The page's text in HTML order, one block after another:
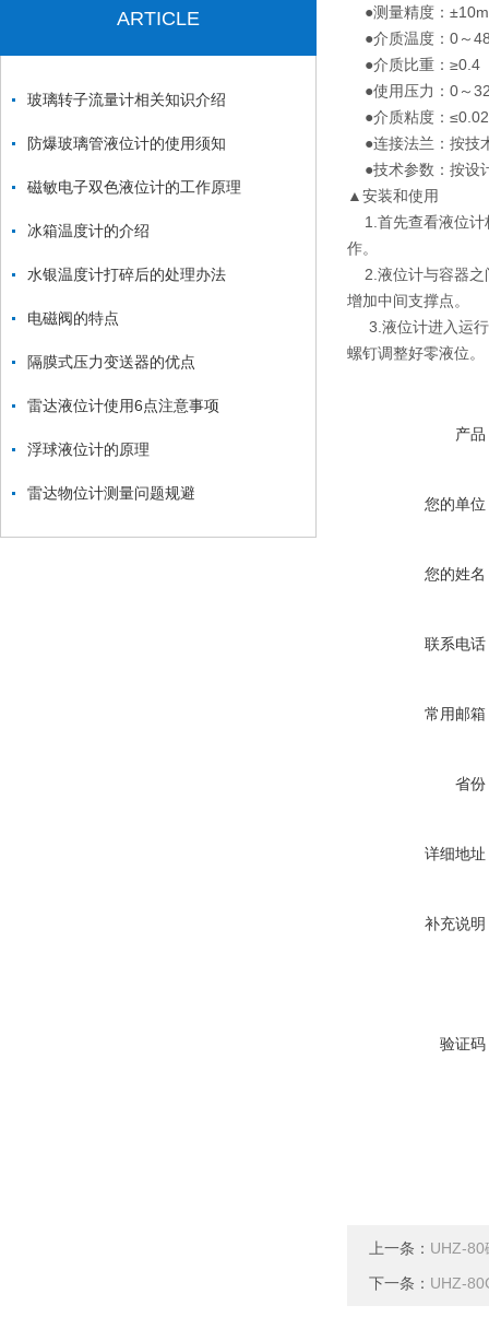
ARTICLE
玻璃转子流量计相关知识介绍
防爆玻璃管液位计的使用须知
磁敏电子双色液位计的工作原理
冰箱温度计的介绍
水银温度计打碎后的处理办法
电磁阀的特点
隔膜式压力变送器的优点
雷达液位计使用6点注意事项
浮球液位计的原理
雷达物位计测量问题规避
●测量精度：
●介质温度：0～
●介质比重：≥0.4
●使用压力：0～
●介质粘度：
●连接法兰：按技
●技术参数：按设
▲安装和使用
1.首先查看液位计
作。
2.液位计与容器之
增加中间支撑点。
3.液位计进入运行
螺钉调整好零液位。
产品
您的单位
您的姓名
联系电话
常用邮箱
省份
详细地址
补充说明
验证码
上一条： UHZ-80
下一条： UHZ-